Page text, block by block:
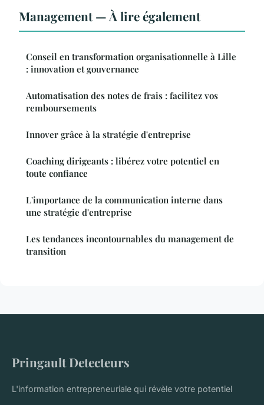
Management — À lire également
Conseil en transformation organisationnelle à Lille
: innovation et gouvernance
Automatisation des notes de frais : facilitez vos
remboursements
Innover grâce à la stratégie d'entreprise
Coaching dirigeants : libérez votre potentiel en
toute confiance
L'importance de la communication interne dans
une stratégie d'entreprise
Les tendances incontournables du management de
transition
Pringault Detecteurs
L'information entrepreneuriale qui révèle votre potentiel